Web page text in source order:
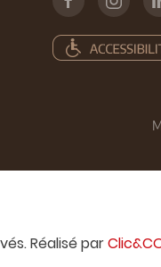
Réalisé par